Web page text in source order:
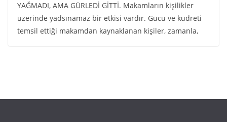
YAĞMADI, AMA GÜRLEDİ GİTTİ. Makamların kişilikler
üzerinde yadsınamaz bir etkisi vardır. Gücü ve kudreti
temsil ettiği makamdan kaynaklanan kişiler, zamanla,